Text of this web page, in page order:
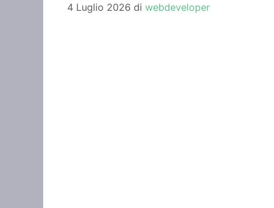
4 Luglio 2026 di webdeveloper